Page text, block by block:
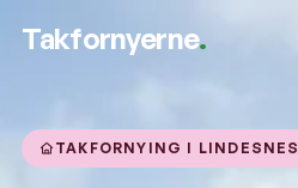
Takfornyerne.
TAKFORNYING I LINDESNES